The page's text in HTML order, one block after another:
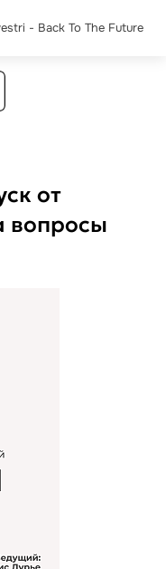
- Back To The Future
от
вопросы